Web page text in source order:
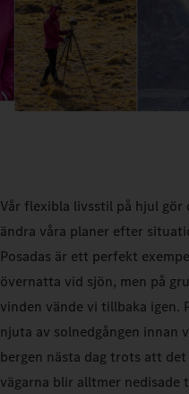
Vår flexibla livsstil på hjul
ändra våra planer efter
Posadas är ett perfekt
övernatta vid sjön, men på
vinden vände vi tillbaka igen.
njuta av solnedgången innan
bergen nästa dag trots att
vägarna blir alltmer nedisade